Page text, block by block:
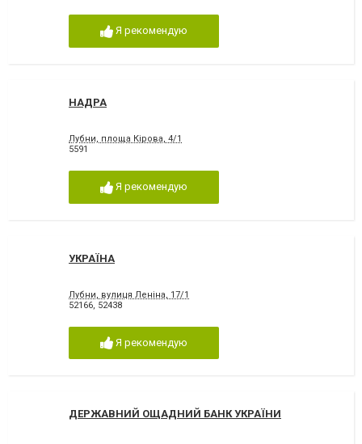
Я рекомендую
НАДРА
Лубни, площа Кірова, 4/1
5591
Я рекомендую
УКРАЇНА
Лубни, вулиця Леніна, 17/1
52166, 52438
Я рекомендую
ДЕРЖАВНИЙ ОЩАДНИЙ БАНК УКРАЇНИ